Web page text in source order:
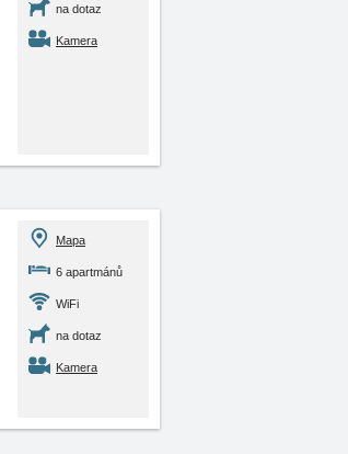
na dotaz
Kamera
Mapa
6 apartmánů
WiFi
na dotaz
Kamera